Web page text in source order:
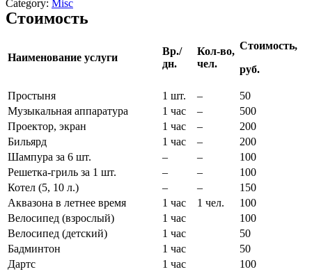
Category: Misc
Стоимость
Наименование услуги
Вр./
дн.
Кол-во,
чел.
Стоимость,
руб.
Простыня 1 шт. –
50
Музыкальная аппаратура
1 час –
500
Проектор, экран
1 час –
200
Бильярд
1 час –
200
Шампура за 6 шт.
– –
100
Решетка-гриль за 1 шт.
– –
100
Котел (5, 10 л.)
– –
150
Аквазона в летнее время
1 час 1 чел.
100
Велосипед (взрослый)
1 час
100
Велосипед (детский)
1 час
50
Бадминтон
1 час
50
Дартс
1 час
100